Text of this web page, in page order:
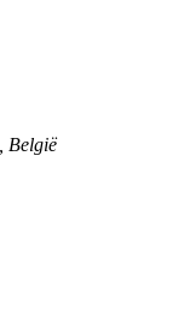
, België